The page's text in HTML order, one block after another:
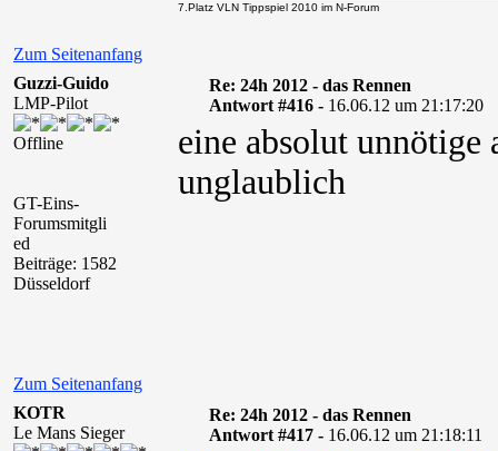
Zum Seitenanfang
7.Platz VLN Tippspiel 2010 im N-Forum
Guzzi-Guido
LMP-Pilot
Offline
GT-Eins-
Forumsmitgli
ed
Beiträge: 1582
Düsseldorf
Re: 24h 2012 - das Rennen
Antwort #416 - 16.06.12 um 21:17:20
eine absolut unnötige
unglaublich
Zum Seitenanfang
KOTR
Le Mans Sieger
Re: 24h 2012 - das Rennen
Antwort #417 - 16.06.12 um 21:18:11